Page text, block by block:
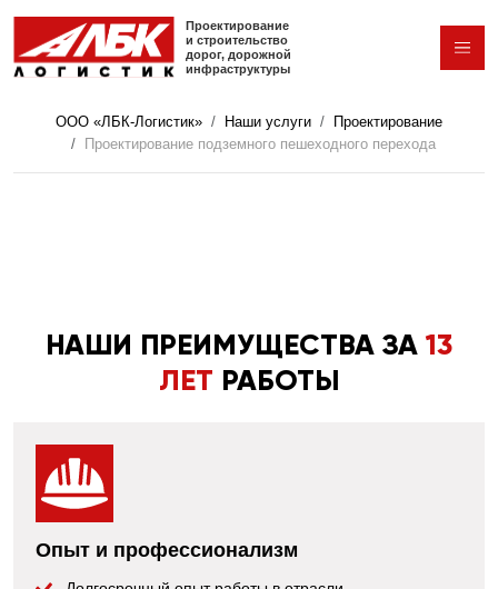
Проектирование
и строительство
дорог, дорожной
инфраструктуры
ООО «ЛБК-Логистик» Наши услуги
Проектирование
Проектирование подземного пешеходного перехода
НАШИ ПРЕИМУЩЕСТВА ЗА 13
ЛЕТ РАБОТЫ
Опыт и профессионализм